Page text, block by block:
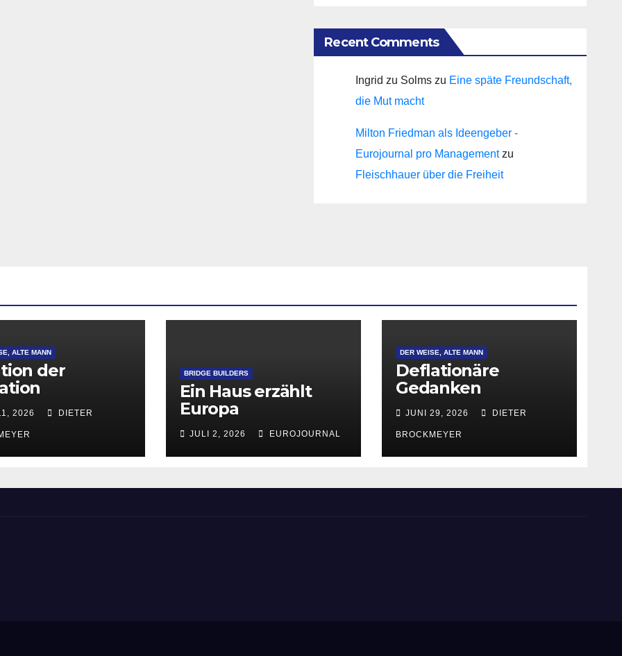
Recent Comments
Ingrid zu Solms zu Eine späte Freundschaft,
die Mut macht
Milton Friedman als Ideengeber -
Eurojournal pro Managementzu
Fleischhauer über die Freiheit
ALTE MANN
der
2026 DIETER
BRIDGE BUILDERS
Ein Haus erzählt
Europa
JULI 2, 2026 EUROJOURNAL
DER WEISE, ALTE MANN
Deflationäre
Gedanken
JUNI 29, 2026 DIETER
BROCKMEYER